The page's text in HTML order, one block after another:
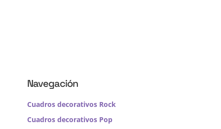
Navegación
Cuadros decorativos Rock
Cuadros decorativos Pop